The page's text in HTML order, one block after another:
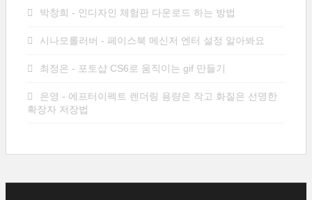
박창희 - 인디자인 체험판 다운로드 하는 방법
시나모롤러버 - 페이스북 메신저 엔터 설정 알아봐요
최정은 - 포토샵 CS6로 움직이는 gif 만들기
은영 - 에프터이펙트 렌더링 용량은 작고 화질은 선명한
확장자 저장법